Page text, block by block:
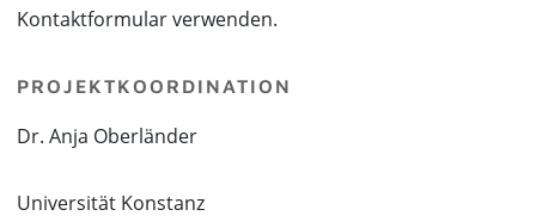
Kontaktformular verwenden.
PROJEKTKOORDINATION
Dr. Anja Oberländer
Universität Konstanz